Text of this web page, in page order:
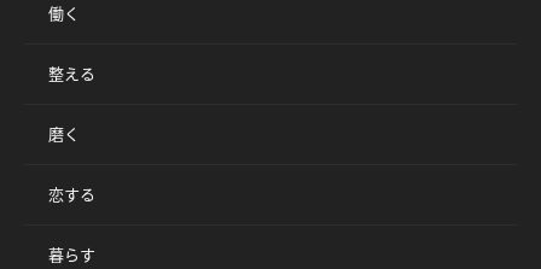
働く
整える
磨く
恋する
暮らす